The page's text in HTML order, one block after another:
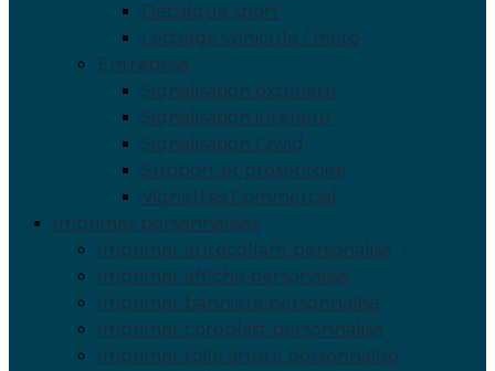
Décalque sport
Lettrage véhicule / moto
Entreprise
Signalisation extérieur
Signalisation intérieur
Signalisation Covid
Support et présentoire
Vignettes Commercial
Imprimés personnalisés
Imprimer autocollant personalisé
Imprimer affiche personalisé
Imprimer bannière personnalisé
Imprimer coroplast personnalisé
Imprimer toile artiste personnalisé